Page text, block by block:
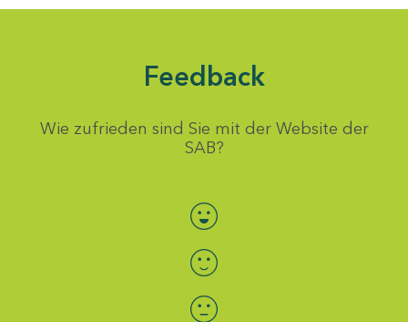
Feedback
Wie zufrieden sind Sie mit der Website der
SAB?
Bewertung auswählen